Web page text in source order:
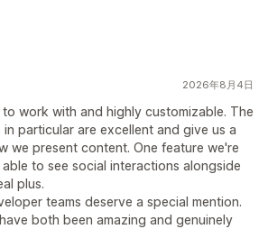
2026年8月4日
work with and highly customizable. The
particular are excellent and give us a
we present content. One feature we're
to see social interactions alongside
plus.
teams deserve a special mention.
both been amazing and genuinely